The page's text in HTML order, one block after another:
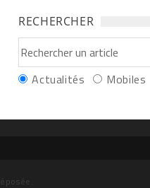
RECHERCHER
Actualités Mobiles